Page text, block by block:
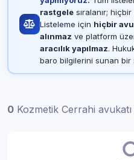
rastgelesıralanır; hiçbir
Listeleme için hiçbir
alınmaz ve platform
aracılık yapılmaz.
baro bilgilerini sunan bir
0 Kozmetik Cerrahi